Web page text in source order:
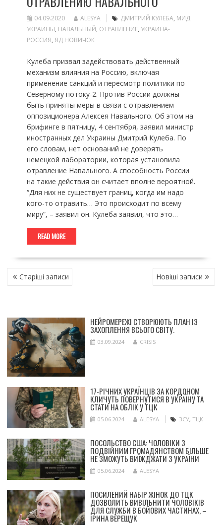
04.09.2020 ALESYA ДМИТРИЙ КУЛЕБА, МИД
УКРАИНЫ, НАВАЛЬНЫЙ, ОТРАВЛЕНИЕ, УКРАИНА-
РОССИЯ, ЯД НОВИЧОК
Кулеба призвал задействовать действенный
механизм влияния на Россию, включая
применение санкций и пересмотр политики по
Северному потоку-2. Против России должны
быть приняты меры в связи с отравлением
оппозиционера Алексея Навального. Об этом на
брифинге в пятницу, 4 сентября, заявил министр
иностранных дел Украины Дмитрий Кулеба. По
его словам, нет оснований не доверять
немецкой лаборатории, которая установила
отравление Навального. А способность России
на такие действия он считает вполне вероятной.
“Для них не существует границ, когда им надо
кого-то отравить… Это происходит по всему
миру”, – заявил он. Кулеба заявил, что это…
READ MORE
НАВІГАЦІЯ
ЗА Старіші записи Новіші записи
НЕЙРОМЕРЕЖІ СТВОРЮЮТЬ ПЛАН ІЗ
ЗАХОПЛЕННЯ ВСЬОГО СВІТУ.
03.09.2024 CRISIS
17-РІЧНИХ УКРАЇНЦІВ ЗА КОРДОНОМ
КЛИЧУТЬ ПОВЕРНУТИСЯ В УКРАЇНУ ТА
СТАТИ НА ОБЛІК У ТЦК
05.06.2024 ALESYA ЗСУ, ТЦК
ПОСОЛЬСТВО США: ЧОЛОВІКИ З
ПОДВІЙНИМ ГРОМАДЯНСТВОМ БІЛЬШЕ
НЕ ЗМОЖУТЬ ВИЇЖДЖАТИ З УКРАЇНИ
05.06.2024 ALESYA
ПОСИЛЕНИЙ НАБІР ЖІНОК ДО ТЦК
ДОЗВОЛИТЬ ВИВІЛЬНИТИ ЧОЛОВІКІВ
ДЛЯ СЛУЖБИ В БОЙОВИХ ЧАСТИНАХ, –
ІРИНА ВЕРЕЩУК